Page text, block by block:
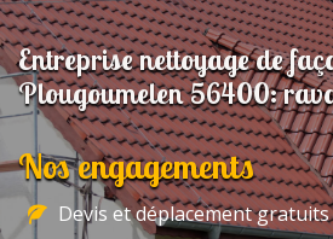
Entreprise nettoyage de
Plougoumelen 56400:
Nos engagements
Devis et déplacement gratuits